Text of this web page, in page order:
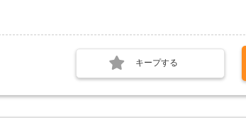
キープする